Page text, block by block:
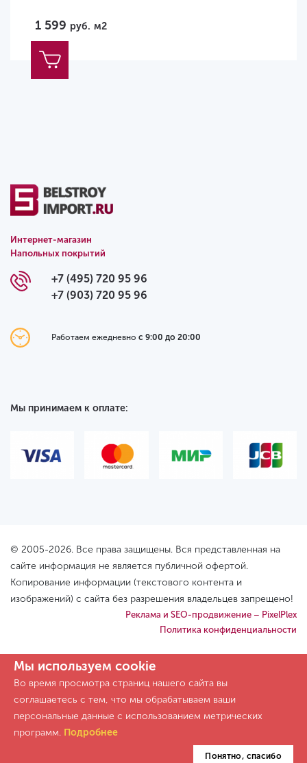
1 599 руб. м2
Интернет-магазин
Напольных покрытий
+7 (495) 720 95 96
+7 (903) 720 95 96
Работаем ежедневно с 9:00 до 20:00
Мы принимаем к оплате:
© 2005-2026. Все права защищены. Вся представленная на
сайте информация не является публичной офертой.
Копирование информации (текстового контента и
изображений) с сайта без разрешения владельцев запрещено!
Реклама и SEO-продвижение – PixelPlex
Политика конфиденциальности
Мы используем cookie
Во время просмотра страниц нашего сайта вы
соглашаетесь с тем, что мы обрабатываем ваши
персональные данные с использованием метрических
программ. Подробнее
Понятно, спасибо